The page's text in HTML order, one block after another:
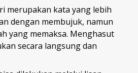
merupakan kata yang lebih
dengan membujuk, namun
yang memaksa. Menghasut
secara langsung dan